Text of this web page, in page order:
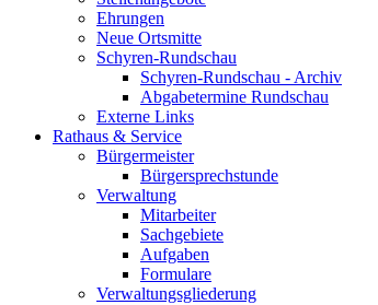
Ehrungen
Neue Ortsmitte
Schyren-Rundschau
Schyren-Rundschau - Archiv
Abgabetermine Rundschau
Externe Links
Rathaus & Service
Bürgermeister
Bürgersprechstunde
Verwaltung
Mitarbeiter
Sachgebiete
Aufgaben
Formulare
Verwaltungsgliederung